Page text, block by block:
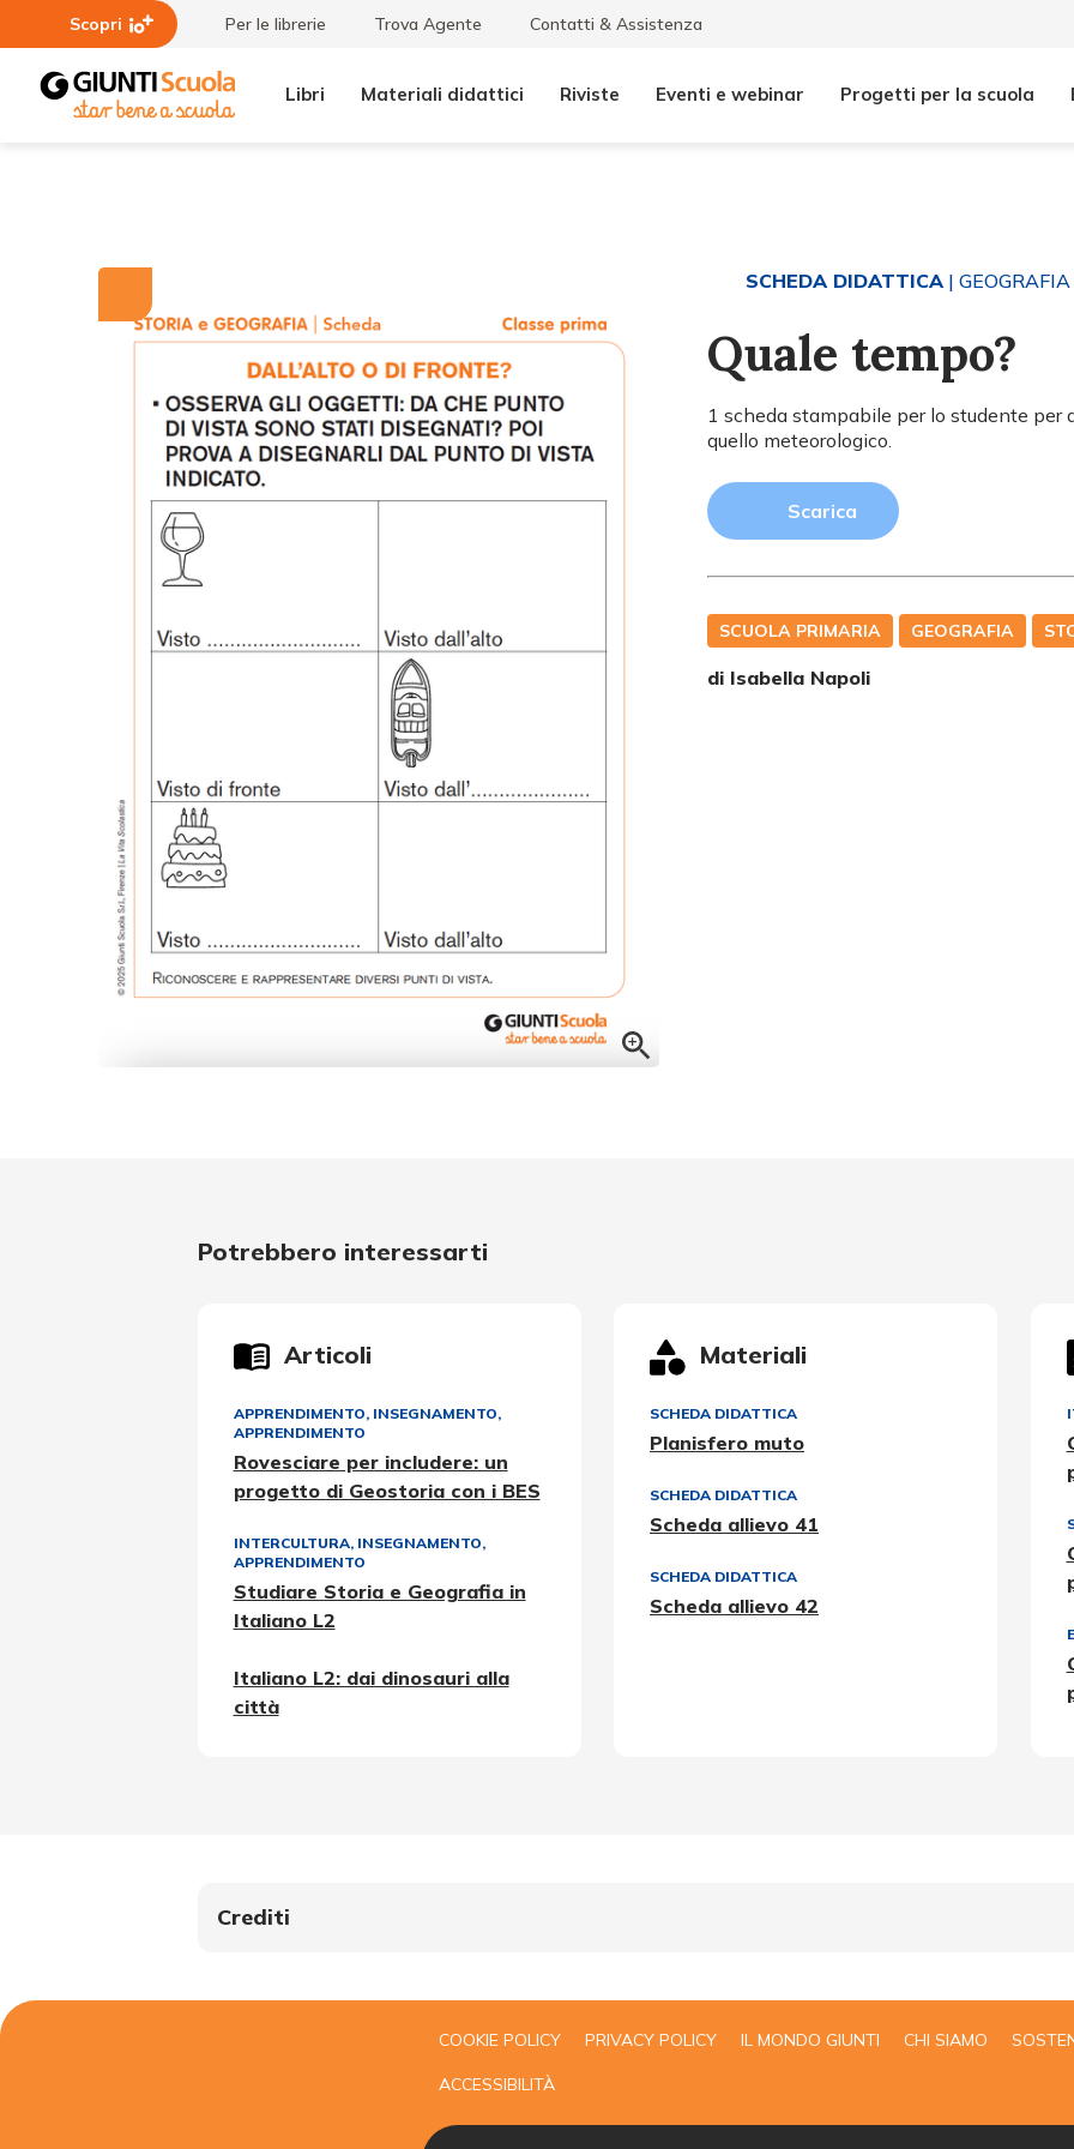
Scopri Per le librerie Trova Agente Contatti & Assistenza
Libri Materiali didattici Riviste Eventi e webinar Progetti per la scuola
SCHEDA DIDATTICA| GEOGRAFIA
Quale tempo?
1 scheda stampabile per lo studente per
quello meteorologico.
Scarica
SCUOLA PRIMARIA GEOGRAFIA
di Isabella Napoli
Potrebbero interessarti
Articoli
APPRENDIMENTO, INSEGNAMENTO,
APPRENDIMENTO
Rovesciare per includere: un
progetto di Geostoria con i BES
INTERCULTURA, INSEGNAMENTO,
APPRENDIMENTO
Studiare Storia e Geografia in
Italiano L2
Italiano L2: dai dinosauri alla
città
Materiali
SCHEDA DIDATTICA
Planisfero muto
SCHEDA DIDATTICA
Scheda allievo 41
SCHEDA DIDATTICA
Scheda allievo 42
Crediti
COOKIE POLICY PRIVACY POLICY IL MONDO GIUNTI CHI SIAMO
ACCESSIBILITÀ